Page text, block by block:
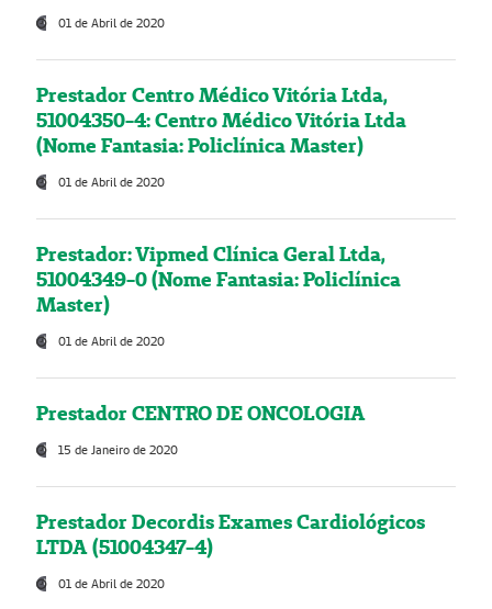
01 de Abril de 2020
Prestador Centro Médico Vitória Ltda,
51004350-4: Centro Médico Vitória Ltda
(Nome Fantasia: Policlínica Master)
01 de Abril de 2020
Prestador: Vipmed Clínica Geral Ltda,
51004349-0 (Nome Fantasia: Policlínica
Master)
01 de Abril de 2020
Prestador CENTRO DE ONCOLOGIA
15 de Janeiro de 2020
Prestador Decordis Exames Cardiológicos
LTDA (51004347-4)
01 de Abril de 2020